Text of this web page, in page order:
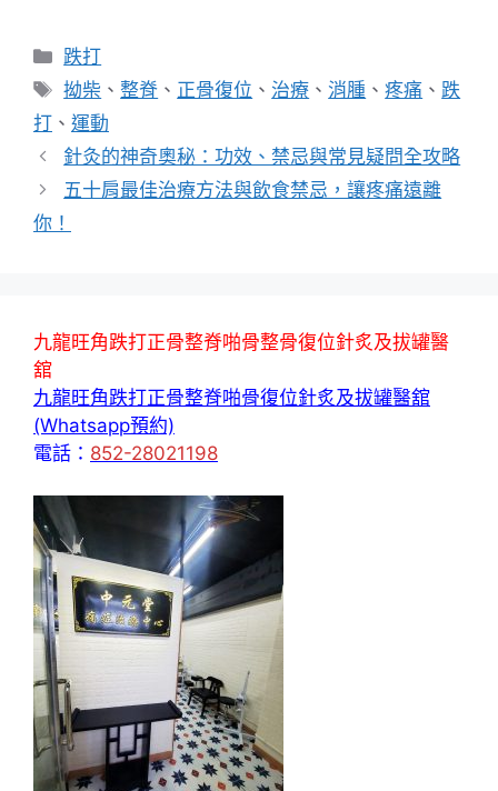
分
類
跌打
標
籤
拗柴 、整脊 、 正骨復位 、 治療 、消腫 、疼痛 、 跌
打 、 運動
針灸的神奇奧秘：功效、禁忌與常見疑問全攻略
五十肩最佳治療方法與飲食禁忌，讓疼痛遠離
你！
九龍旺角跌打正骨整脊啪骨整骨復位針炙及拔罐醫
舘
九龍旺角跌打正骨整脊啪骨復位針炙及拔罐醫舘
(Whatsapp預約)
電話： 852-28021198